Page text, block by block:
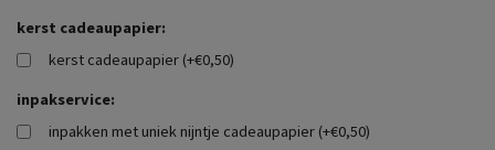
kerst cadeaupapier:
kerst cadeaupapier (+€0,50)
inpakservice:
inpakken met uniek nijntje cadeaupapier (+€0,50)